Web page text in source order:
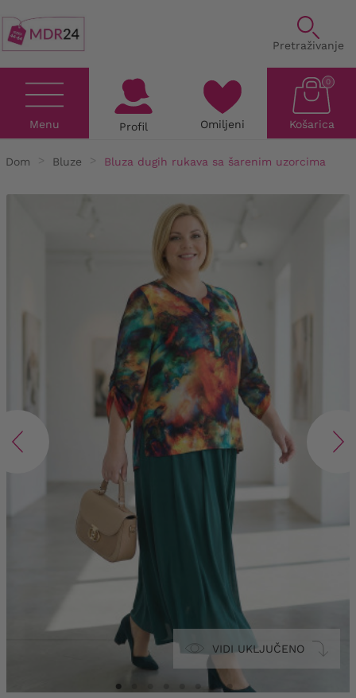
Pretraživanje
Menu Profil Omiljeni Košarica
0
Dom Bluze Bluza dugih rukava sa šarenim uzorcima
VIDI UKLJUČENO